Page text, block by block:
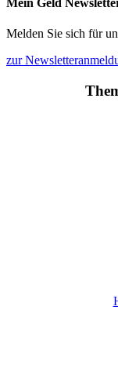
Mein Geld
Melden Sie sich für
zur